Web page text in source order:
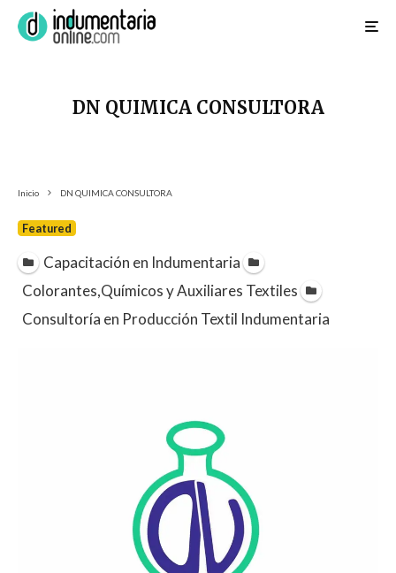
DN QUIMICA CONSULTORA
Inicio DN QUIMICA CONSULTORA
Featured
Capacitación en Indumentaria
Colorantes,Químicos y Auxiliares Textiles
Consultoría en Producción Textil Indumentaria